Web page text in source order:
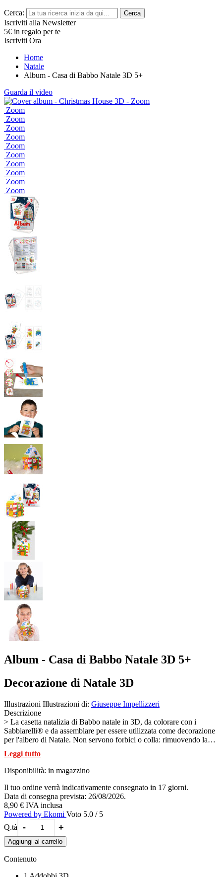
Cerca: Cerca
Iscriviti alla Newsletter
5€ in regalo per te
Iscriviti Ora
Home
Natale
Album - Casa di Babbo Natale 3D 5+
Guarda il video
Zoom
Zoom
Zoom
Zoom
Zoom
Zoom
Zoom
Zoom
Zoom
Zoom
Zoom
Album - Casa di Babbo Natale 3D 5+
Decorazione di Natale 3D
Illustrazioni Illustrazioni di: Giuseppe Impellizzeri
Descrizione
> La casetta natalizia di Babbo natale in 3D, da colorare con i
Sabbiarelli® e da assemblare per essere utilizzata come decorazione
per l'albero di Natale. Non servono forbici o colla: rimuovendo la
carta dai fogli rimane la superficie adesiva da colorare con le sabbie
Sabbiarelli® (sabbia non inclusa). La casa si compone assemblando
i moduli dei 5 fogli che si trovano nella confezione, seguendo le
istruzioni riportate sul foglio illustrativo.
Un addobbo speciale per rendere il Natale ancora più brillante!
La casa di Natale fa parte della collana 3D Christmas Collection by
Sabbiarelli®
Leggi tutto
Disponibilità: in magazzino
Il tuo ordine verrà indicativamente consegnato in 17 giorni.
Data di consegna prevista: 26/08/2026.
8,90 € IVA inclusa
Powered by Ekomi Voto 5.0 / 5
Q.tà
- +
Aggiungi al carrello
Contenuto